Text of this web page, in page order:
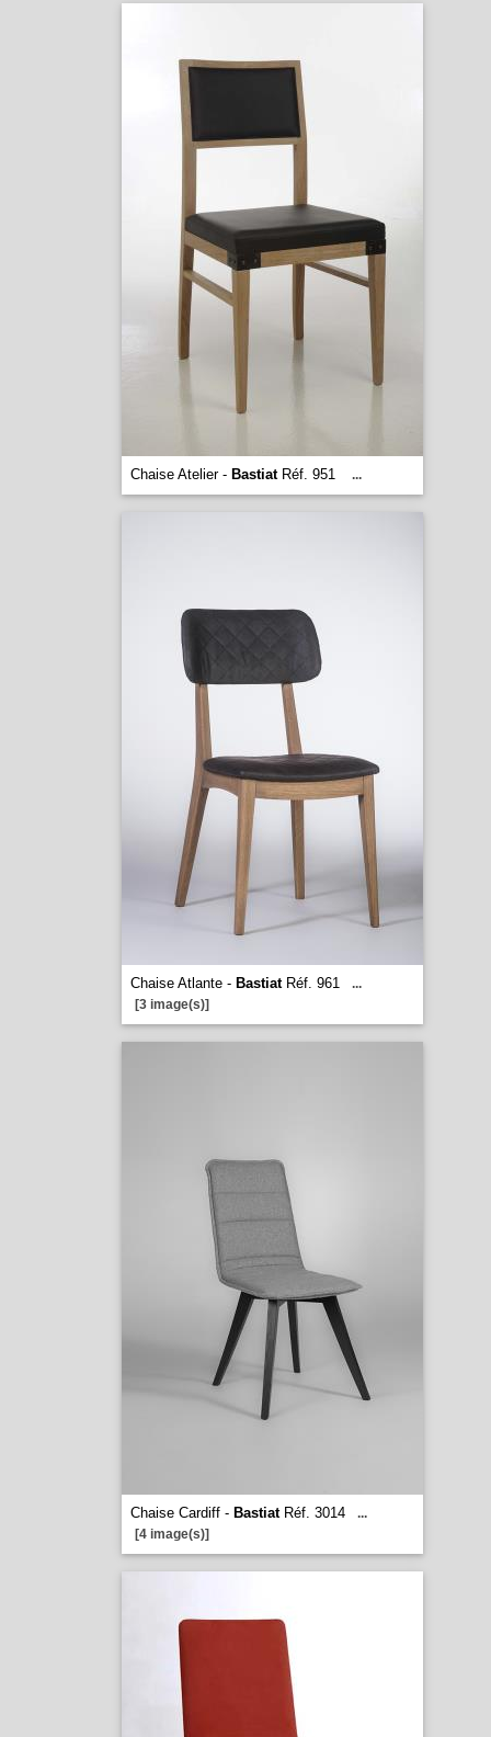
Chaise Atelier - BastiatRéf. 951 ...
Chaise Atlante - BastiatRéf. 961
...
[3 image(s)]
Chaise Cardiff - BastiatRéf. 3014
...
[4 image(s)]